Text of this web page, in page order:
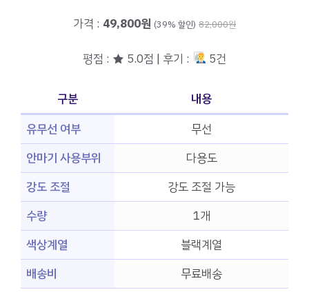
가격 : 49,800원 (39% 할인) 82,000원
평점 : ★ 5.0점 | 후기 : 5건
구분
내용
유무선 여부
무선
안마기 사용부위
다용도
강도 조절
강도 조절 가능
수량
1개
색상계열
블랙계열
배송비
무료배송